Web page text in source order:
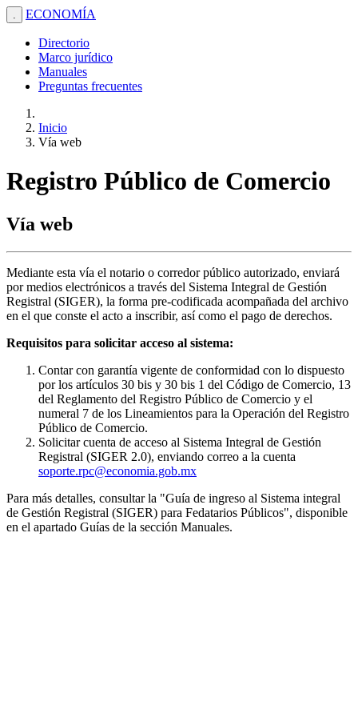
. ECONOMÍA
Directorio
Marco jurídico
Manuales
Preguntas frecuentes
Inicio
Vía web
Registro Público de Comercio
Vía web
Mediante esta vía el notario o corredor público autorizado, enviará
por medios electrónicos a través del Sistema Integral de Gestión
Registral (SIGER), la forma pre-codificada acompañada del archivo
en el que conste el acto a inscribir, así como el pago de derechos.
Requisitos para solicitar acceso al sistema:
Contar con garantía vigente de conformidad con lo dispuesto
por los artículos 30 bis y 30 bis 1 del Código de Comercio, 13
del Reglamento del Registro Público de Comercio y el
numeral 7 de los Lineamientos para la Operación del Registro
Público de Comercio.
Solicitar cuenta de acceso al Sistema Integral de Gestión
Registral (SIGER 2.0), enviando correo a la cuenta
soporte.rpc@economia.gob.mx
Para más detalles, consultar la "Guía de ingreso al Sistema integral
de Gestión Registral (SIGER) para Fedatarios Públicos", disponible
en el apartado Guías de la sección Manuales.